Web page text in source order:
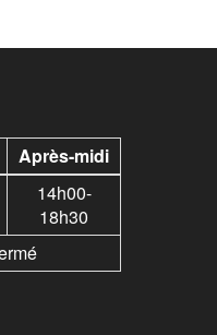
Après-midi
14h00-
18h30